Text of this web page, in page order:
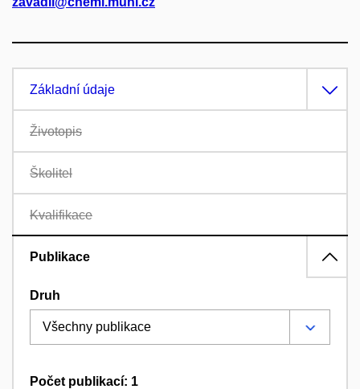
Základní údaje
Životopis
Školitel
Kvalifikace
Publikace
Druh
Počet publikací: 1